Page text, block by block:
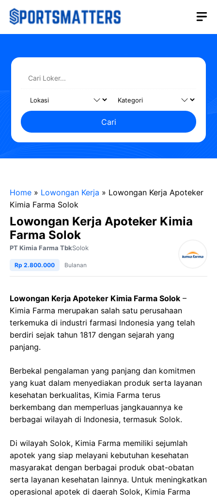
Langsung
Cari
Home » Lowongan Kerja » Lowongan Kerja Apoteker
Kimia Farma Solok
Lowongan Kerja Apoteker Kimia
Farma Solok
PT Kimia Farma TbkSolok
Rp 2.800.000 Bulanan
Lowongan Kerja Apoteker Kimia Farma Solok –
Kimia Farma merupakan salah satu perusahaan
terkemuka di industri farmasi Indonesia yang telah
berdiri sejak tahun 1817 dengan sejarah yang
panjang.
Berbekal pengalaman yang panjang dan komitmen
yang kuat dalam menyediakan produk serta layanan
kesehatan berkualitas, Kimia Farma terus
berkembang dan memperluas jangkauannya ke
berbagai wilayah di Indonesia, termasuk Solok.
Di wilayah Solok, Kimia Farma memiliki sejumlah
apotek yang siap melayani kebutuhan kesehatan
masyarakat dengan berbagai produk obat-obatan
serta layanan kesehatan lainnya. Untuk meningkatkan
operasional apotek di daerah Solok, Kimia Farma